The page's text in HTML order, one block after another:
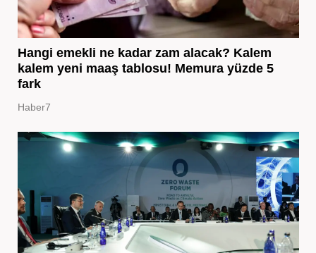
Hangi emekli ne kadar zam alacak? Kalem
kalem yeni maaş tablosu! Memura yüzde 5
fark
Haber7